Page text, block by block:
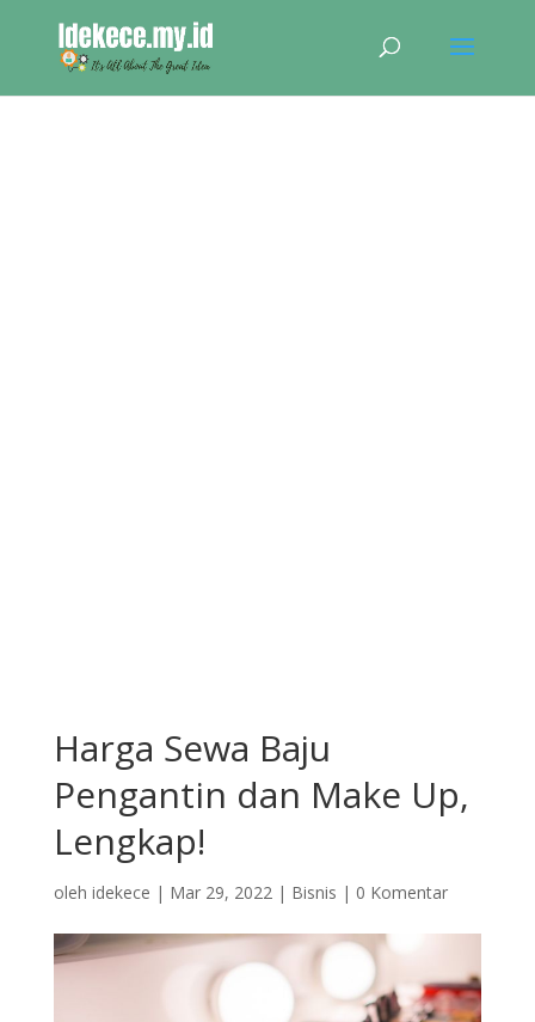
Harga Sewa Baju
Pengantin dan Make Up,
Lengkap!
oleh idekece | Mar 29, 2022| Bisnis | 0 Komentar